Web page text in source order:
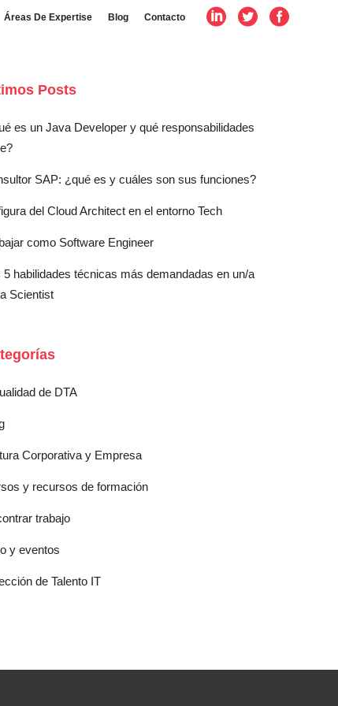
Áreas De Expertise Blog Contacto
Posts
es un Java Developer y qué responsabilidades
SAP: ¿qué es y cuáles son sus funciones?
del Cloud Architect en el entorno Tech
como Software Engineer
5 habilidades técnicas más demandadas en un/a
Scientist
de DTA
Corporativa y Empresa
y recursos de formación
trabajo
y eventos
de Talento IT